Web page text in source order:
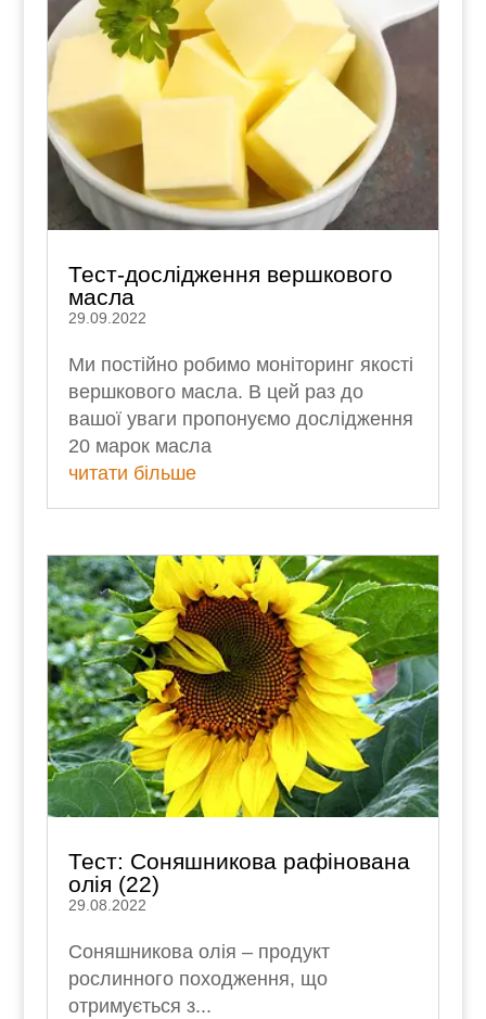
Тест-дослідження вершкового
масла
29.09.2022
Ми постійно робимо моніторинг якості
вершкового масла. В цей раз до
вашої уваги пропонуємо дослідження
20 марок масла
читати більше
Тест: Соняшникова рафінована
олія (22)
29.08.2022
Соняшникова олія – продукт
рослинного походження, що
отримується з...